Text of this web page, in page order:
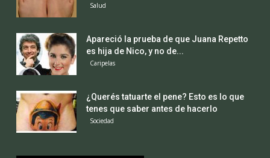
Salud
Apareció la prueba de que Juana Repetto
es hija de Nico, y no de...
Caripelas
¿Querés tatuarte el pene? Esto es lo que
tenes que saber antes de hacerlo
Sociedad